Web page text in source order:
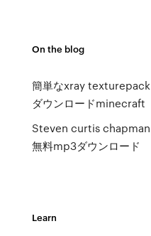
On the blog
簡単なxray texturepack
ダウンロードminecraft
Steven curtis chapman
無料mp3ダウンロード
Learn